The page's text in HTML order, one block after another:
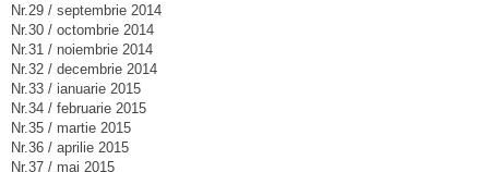
Nr.29 / septembrie 2014
Nr.30 / octombrie 2014
Nr.31 / noiembrie 2014
Nr.32 / decembrie 2014
Nr.33 / ianuarie 2015
Nr.34 / februarie 2015
Nr.35 / martie 2015
Nr.36 / aprilie 2015
Nr.37 / mai 2015